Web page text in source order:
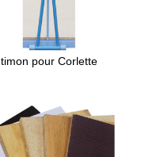
timon pour Corlette